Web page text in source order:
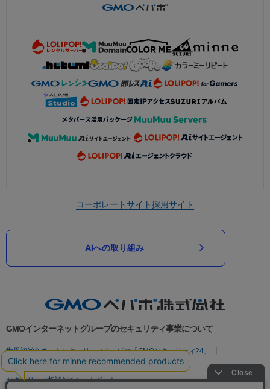
コーポレートサイト採用サイト
AIへの取り組み
GMOインターネットグループのセキュリティ事業について
世界初総合ネットセキュリティサービス「GMOセキュリティ24」
パスワード漏洩診断
Webサイトリスク診断
セキュリティ相談AIチャットボット